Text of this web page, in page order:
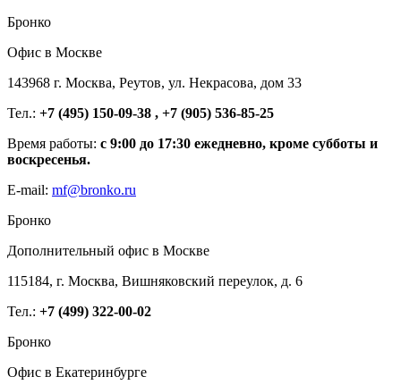
Бронко
Офис в Москве
143968 г. Москва, Реутов, ул. Некрасова, дом 33
Тел.: +7 (495) 150-09-38 , +7 (905) 536-85-25
Время работы: с 9:00 до 17:30 ежедневно, кроме субботы и
воскресенья.
E-mail: mf@bronko.ru
Бронко
Дополнительный офис в Москве
115184, г. Москва, Вишняковский переулок, д. 6
Тел.: +7 (499) 322-00-02
Бронко
Офис в Екатеринбурге